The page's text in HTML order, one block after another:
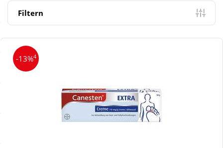
Neuheiten
Sale
Diabetes
Körperpflege & Kosmetik
Filtern
-13%4